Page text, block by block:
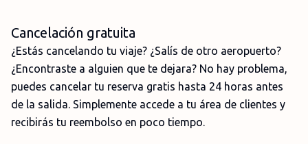
Cancelación gratuita
¿Estás cancelando tu viaje? ¿Salís de otro aeropuerto?
¿Encontraste a alguien que te dejara? No hay problema,
puedes cancelar tu reserva gratis hasta 24 horas antes
de la salida. Simplemente accede a tu área de clientes y
recibirás tu reembolso en poco tiempo.